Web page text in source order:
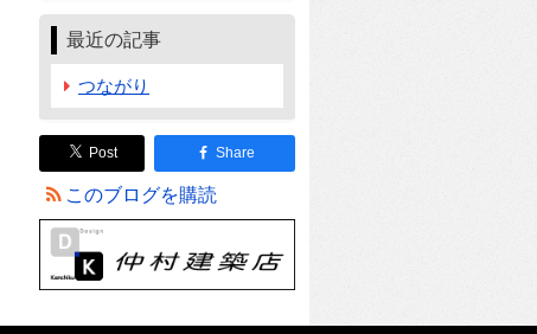
最近の記事
つながり
Post Share
このブログを購読